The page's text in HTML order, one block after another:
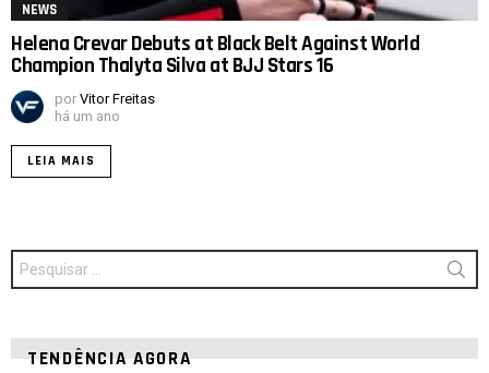
NEWS
Helena Crevar Debuts at Black Belt Against World
Champion Thalyta Silva at BJJ Stars 16
por Vitor Freitas
há um ano
LEIA MAIS
Procurar
por:
TENDÊNCIA AGORA